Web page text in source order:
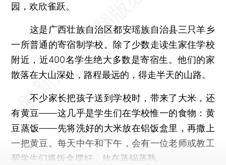
园，欢欣雀跃。
这是广西壮族自治区都安瑶族自治县三只羊乡
一所普通的寄宿制学校。除了少数走读生家住学校
附近，近400名学生绝大多数是寄宿生。他们的家
散落在大山深处，路程最远的，得走半天的山路。
不少家长把孩子送到学校时，带来了大米，还
有黄豆——这几乎是学生们在学校惟一的食物：黄
豆蒸饭——先将洗好的大米放在铝饭盒里，再撒上
一把黄豆。每天中午和下午，会有一位老师或教工
帮学生们将饭盒摆好，放在蒸锅蒸熟。